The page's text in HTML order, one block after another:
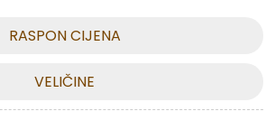
RASPON CIJENA
VELIČINE